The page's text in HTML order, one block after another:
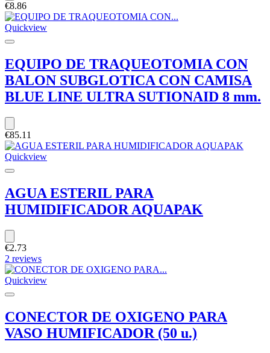
€8.86
Quickview
EQUIPO DE TRAQUEOTOMIA CON
BALON SUBGLOTICA CON CAMISA
BLUE LINE ULTRA SUTIONAID 8 mm.
€85.11
Quickview
AGUA ESTERIL PARA
HUMIDIFICADOR AQUAPAK
€2.73
2 reviews
Quickview
CONECTOR DE OXIGENO PARA
VASO HUMIFICADOR (50 u.)